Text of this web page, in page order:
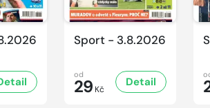
Sport - 3.8.2026
od
29 Kč
Detail